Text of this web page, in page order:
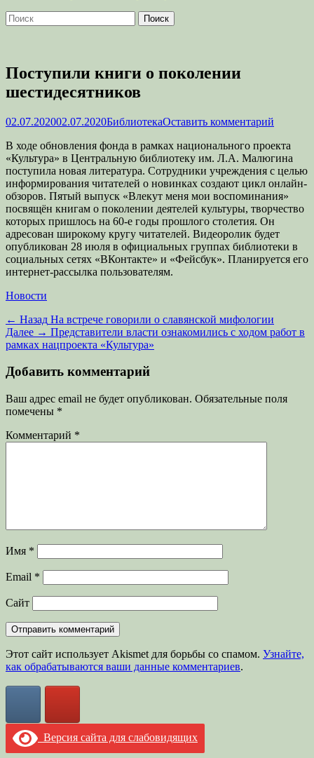
Поиск
Найти:
Поступили книги о поколении
шестидесятников
Опубликовано
02.07.202002.07.2020Автор
БиблиотекаОставить комментарий
В ходе обновления фонда в рамках национального проекта
«Культура» в Центральную библиотеку им. Л.А. Малюгина
поступила новая литература. Сотрудники учреждения с целью
информирования читателей о новинках создают цикл онлайн-
обзоров. Пятый выпуск «Влекут меня мои воспоминания»
посвящён книгам о поколении деятелей культуры, творчество
которых пришлось на 60-е годы прошлого столетия. Он
адресован широкому кругу читателей. Видеоролик будет
опубликован 28 июля в официальных группах библиотеки в
социальных сетях «ВКонтакте» и «Фейсбук». Планируется его
интернет-рассылка пользователям.
Категории
Новости
Навигация
по
← Назад Предыдущая
запись:
На встрече говорили о славянской мифологии
Далее → Следующая
запись:
Представители власти ознакомились с ходом работ в
рамках нацпроекта «Культура»
Добавить комментарий
Ваш адрес email не будет опубликован. Обязательные поля
помечены *
Комментарий *
Имя *
Email *
Сайт
Этот сайт использует Akismet для борьбы со спамом. Узнайте,
как обрабатываются ваши данные комментариев.
Версия сайта для слабовидящих